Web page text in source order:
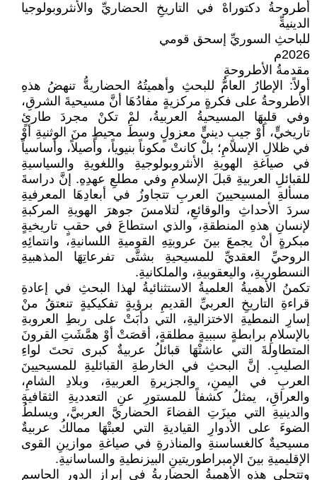
أطروحةُ دكتوراهْ في التاريخِ الحضاريِّ والأنثروبولوجيا
الدينيةِّ
للباحثِ السوريِّ إسحق قومي
2026م
مقدمةُ الأطروحةِ
أولاً: الإطارُ العامُّ للبحثِ وأهميتُهُ الحضاريةُّ تنهضُ هذهِ
الأطروحةُ على فكرةٍ مركزيةٍ مفادُهَا أنَّ مسيحيةَ الشرقِ،
وفي قلبِهَا المسيحيةُ العربيةُ، لمْ تكنْ مجردَ طارئٍ
تاريخيٍّ، أوْ جيبٍ دينيٍّ معزولٍ وسطَ محيطٍ منَ الوثنيةِ أوْ
في ظلالِ الإسلامِ؛ بلْ كانتْ مكوناً بنيوياً، وأصيلاً، وأساسياً
في صياغةِ الهويةِ الأنثروبولوجيةِ واللغويةِ والسياسيةِ
للقبائلِ العربيةِ قبلَ الإسلامِ وفي مطلعِ عهدِهِ. إنَّ دراسةَ
مسألةِ المسيحيينَ العربِ تتجاوزُ في أبعادِهَا المعرفيةِ
سردَ الأحداثِ والوقائعِ، لتلامسَ جوهرَ الهويةِ المركبةِ
لإنسانِ هذهِ المنطقةِ، والذي استطاعَ في حقبٍ تاريخيةٍ
مبكرةٍ أنْ يجمعَ بينَ عروبتِهِ القوميةِ اللسانيةِ، وانتمائِهِ
الروحيِّ العقديِّ للمسيحيةِ بشتَّى تفرعاتِهَا المذهبيةِ
النسطوريةِ، واليعقوبيةِ، والملكانيةِ.
تكمنُ الأهميةُ العلميةُ الاستثنائيةُ لهذا البحثِ في إعادةِ
قراءةِ التاريخِ العربيِّ القديمِ برؤيةٍ تفكيكيةٍ تنعتقُ منْ
إسارِ النمطيةِ الاختزاليةِ، التي دأبَتْ على ربطِ العروبةِ
بالإسلامِ برابطةٍ سببيةٍ مطلقةٍ، أقصَتْ أوْ همَّشَتِ القرونَ
المتطاولةَ التي عاشتْهَا قبائلُ عربيةٌ كبرى تحتَ لواءِ
الصليبِ. إنَّ البحثِ في الخارطةِ القبائليةِ للمسيحيينَ
العربِ في اليمنِ، والجزيرةِ العربيةِ، وبلادِ الشامِ،
والعراقِ، يمثلُ كشفاً للمستورِ عنِ التعدديةِ الثقافيةِ
والدينيةِ التي ميزَتِ الفضاءَ الحضاريَّ العربيَّ، ويسلطُ
الضوءَ على الأدوارِ القياديةِ التي لعبتْهَا ممالكُ عربيةٌ
مسيحيةٌ كالغساسنةِ والمناذرةِ في صياغةِ موازينِ القوى
الإقليميةِ بينَ الإمبراطوريتينِ البيزنطيةِ والساسانيةِ.
وتتجلى هذهِ الأهميةُ الحضاريةُ في إبرازِ الدورِ الحاسمِ